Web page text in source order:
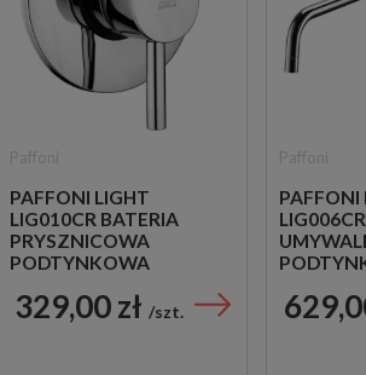
PAFFONI LIGHT
LIG010CR BATERIA
PRYSZNICOWA
PODTYNKOWA
CHROM
329,00 zł szt.
PAFFONI
CHROM